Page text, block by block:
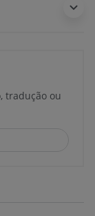
tradução ou